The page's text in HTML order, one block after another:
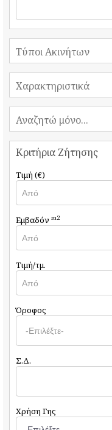
Τύποι Ακινήτων
Χαρακτηριστικά
Αναζητώ μόνο...
Κριτήρια Ζήτησης
Τιμή (€)
Εμβαδόν m2
Τιμή/τμ.
Όροφος
-Επιλέξτε-
Σ.Δ.
Χρήση Γης